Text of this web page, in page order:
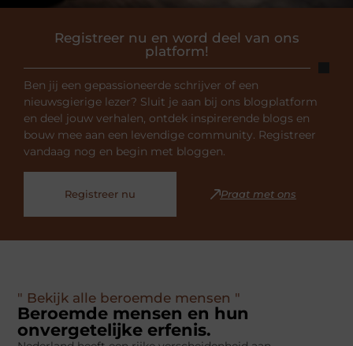
Registreer nu en word deel van ons
platform!
Ben jij een gepassioneerde schrijver of een
nieuwsgierige lezer? Sluit je aan bij ons blogplatform
en deel jouw verhalen, ontdek inspirerende blogs en
bouw mee aan een levendige community. Registreer
vandaag nog en begin met bloggen.
Registreer nu Praat met ons
" Bekijk alle beroemde mensen "
Beroemde mensen en hun
onvergetelijke erfenis.